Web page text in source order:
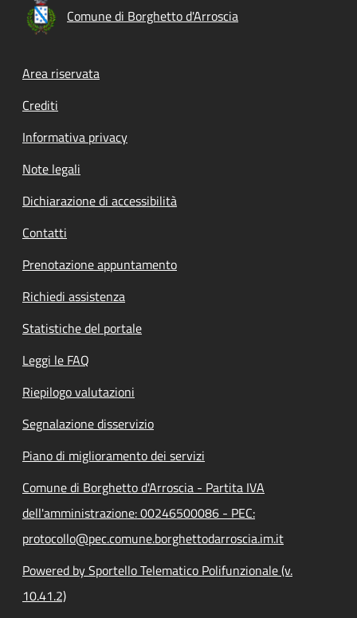
Comune di Borghetto d'Arroscia
Footer menu
Area riservata
Crediti
Informativa privacy
Note legali
Dichiarazione di accessibilità
Contatti
Prenotazione appuntamento
Richiedi assistenza
Statistiche del portale
Leggi le FAQ
Riepilogo valutazioni
Segnalazione disservizio
Piano di miglioramento dei servizi
Comune di Borghetto d'Arroscia - Partita IVA
dell'amministrazione: 00246500086 - PEC:
protocollo@pec.comune.borghettodarroscia.im.it
Powered by Sportello Telematico Polifunzionale (v.
10.41.2)